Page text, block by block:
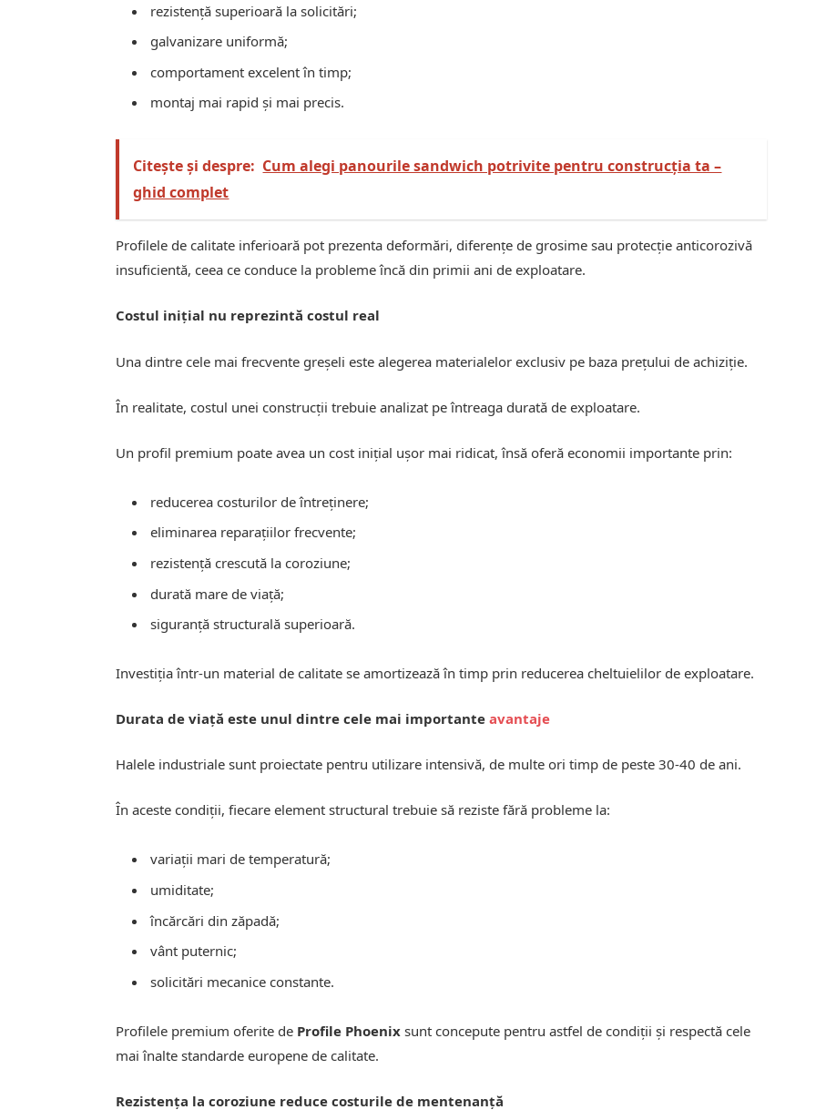
rezistență superioară la solicitări;
galvanizare uniformă;
comportament excelent în timp;
montaj mai rapid și mai precis.
Citește și despre: Cum alegi panourile sandwich potrivite pentru construcția ta –
ghid complet
Profilele de calitate inferioară pot prezenta deformări, diferențe de grosime sau protecție anticorozivă
insuficientă, ceea ce conduce la probleme încă din primii ani de exploatare.
Costul inițial nu reprezintă costul real
Una dintre cele mai frecvente greșeli este alegerea materialelor exclusiv pe baza prețului de achiziție.
În realitate, costul unei construcții trebuie analizat pe întreaga durată de exploatare.
Un profil premium poate avea un cost inițial ușor mai ridicat, însă oferă economii importante prin:
reducerea costurilor de întreținere;
eliminarea reparațiilor frecvente;
rezistență crescută la coroziune;
durată mare de viață;
siguranță structurală superioară.
Investiția într-un material de calitate se amortizează în timp prin reducerea cheltuielilor de exploatare.
Durata de viață este unul dintre cele mai importanteavantaje
Halele industriale sunt proiectate pentru utilizare intensivă, de multe ori timp de peste 30-40 de ani.
În aceste condiții, fiecare element structural trebuie să reziste fără probleme la:
variații mari de temperatură;
umiditate;
încărcări din zăpadă;
vânt puternic;
solicitări mecanice constante.
Profilele premium oferite de Profile Phoenix sunt concepute pentru astfel de condiții și respectă cele
mai înalte standarde europene de calitate.
Rezistența la coroziune reduce costurile de mentenanță